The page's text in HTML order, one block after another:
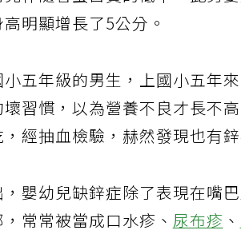
明顯增長了5公分。
五年級的男生，上國小五年
習慣，以為營養不良才長不
經抽血檢驗，赫然發現也有
嬰幼兒缺鋅症除了表現在嘴
常常被當成口水疹、尿布疹